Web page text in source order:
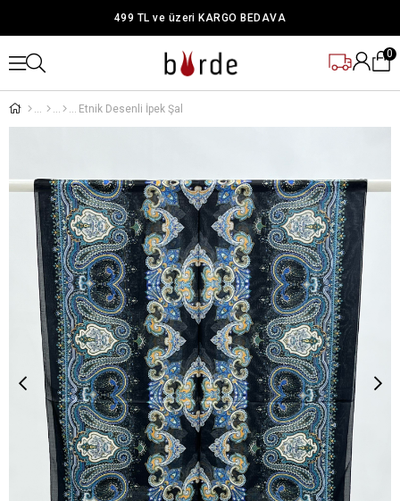
499 TL ve üzeri KARGO BEDAVA
0
Etnik Desenli İpek Şal